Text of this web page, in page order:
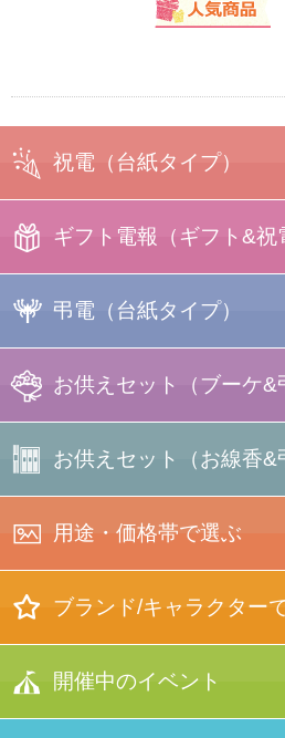
祝電 （台紙タイプ）
写
ライン
ギフト電報 （ギフト&祝
キャンデ
ぬい
YUMI
弔電 （台紙タイプ）
お供えセット （ブーケ&
（◆蕾な
お供えセット （お線香&
用途・価格帯で選ぶ
ブランド/キャラクター
開催中のイベント